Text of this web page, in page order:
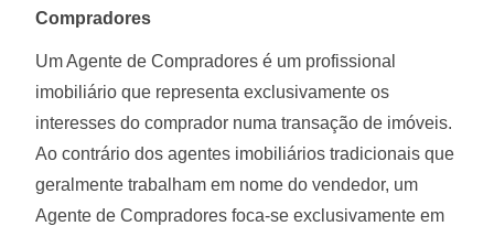
Compradores
Um Agente de Compradores é um profissional
imobiliário que representa exclusivamente os
interesses do comprador numa transação de imóveis.
Ao contrário dos agentes imobiliários tradicionais que
geralmente trabalham em nome do vendedor, um
Agente de Compradores foca-se exclusivamente em